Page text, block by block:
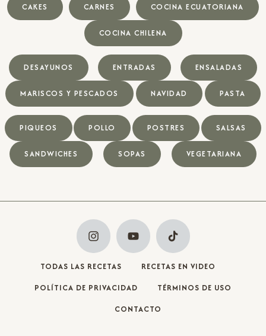
CAKES CARNES COCINA ECUATORIANA
COCINA CHILENA
DESAYUNOS ENTRADAS ENSALADAS
MARISCOS Y PESCADOS NAVIDAD PASTA
PIQUEOS POLLO POSTRES SALSAS
SANDWICHES SOPAS VEGETARIANA
TODAS LAS RECETAS
RECETAS EN VIDEO
POLÍTICA DE PRIVACIDAD
TÉRMINOS DE USO
CONTACTO